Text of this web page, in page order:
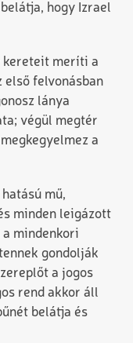
hogy Izrael
kereteit meríti a
felvonásban
lánya
végül megtér
a
mű,
minden leigázott
a mindenkori
gondolják
a jogos
rend akkor áll
belátja és